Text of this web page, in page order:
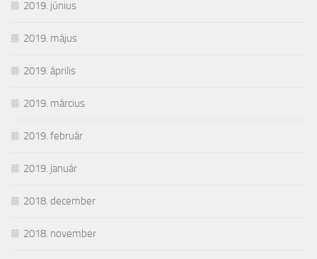
2019. június
2019. május
2019. április
2019. március
2019. február
2019. január
2018. december
2018. november